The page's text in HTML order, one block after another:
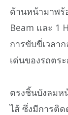
ด้านหน้ามาพร้
Beam และ 1
การขับขี่เวลา
เด่นของรถตร
ตรงชิ้นบังลมห
ไส้ ซึ่งมีการติ